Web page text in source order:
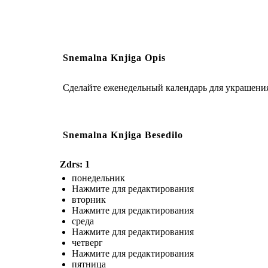
Snemalna Knjiga Opis
Сделайте еженедельный календарь для
Snemalna Knjiga Besedilo
Zdrs: 1
понедельник
Нажмите для редактирования
вторник
Нажмите для редактирования
среда
Нажмите для редактирования
четверг
Нажмите для редактирования
пятница